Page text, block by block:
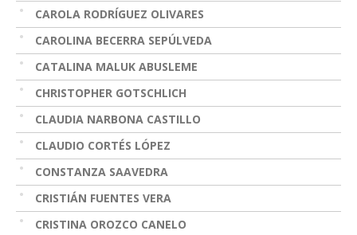
CAROLA RODRÍGUEZ OLIVARES
CAROLINA BECERRA SEPÚLVEDA
CATALINA MALUK ABUSLEME
CHRISTOPHER GOTSCHLICH
CLAUDIA NARBONA CASTILLO
CLAUDIO CORTÉS LÓPEZ
CONSTANZA SAAVEDRA
CRISTIÁN FUENTES VERA
CRISTINA OROZCO CANELO